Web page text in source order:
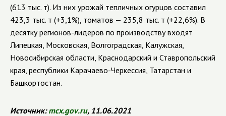
(613 тыс. т). Из них урожай тепличных огурцов составил
423,3 тыс. т (+3,1%), томатов — 235,8 тыс. т (+22,6%). В
десятку регионов-лидеров по производству входят
Липецкая, Московская, Волгоградская, Калужская,
Новосибирская области, Краснодарский и Ставропольский
края, республики Карачаево-Черкессия, Татарстан и
Башкортостан.
Источник:mcx.gov.ru, 11.06.2021